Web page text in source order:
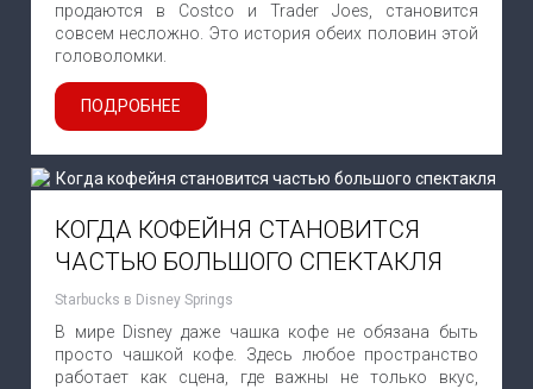
продаются в Costco и Trader Joes, становится
совсем несложно. Это история обеих половин этой
головоломки.
ПОДРОБНЕЕ
КОГДА КОФЕЙНЯ СТАНОВИТСЯ
ЧАСТЬЮ БОЛЬШОГО СПЕКТАКЛЯ
Starbucks в Disney Springs
В мире Disney даже чашка кофе не обязана быть
просто чашкой кофе. Здесь любое пространство
работает как сцена, где важны не только вкус,